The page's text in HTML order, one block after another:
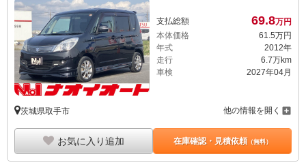
支払総額 69.8万円
本体価格
61. 5万円
年式
2012年
走行
6.7万km
車検
2027年04月
茨城県取手市 他の情報を開く
お気に入り追加 在庫確認・見積依頼（無料）